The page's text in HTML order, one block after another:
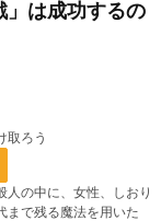
」は成功するの
取ろう
の中に、女性、しおり
まで残る魔法を用いた